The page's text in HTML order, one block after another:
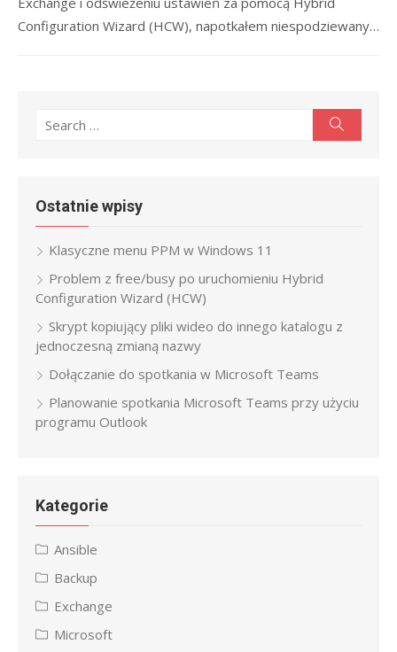
Configuration Wizard (HCW), napotkałem niespodziewany…
Search
Ostatnie wpisy
Klasyczne menu PPM w Windows 11
Problem z free/busy po uruchomieniu Hybrid
Configuration Wizard (HCW)
Skrypt kopiujący pliki wideo do innego katalogu z
jednoczesną zmianą nazwy
Dołączanie do spotkania w Microsoft Teams
Planowanie spotkania Microsoft Teams przy użyciu
programu Outlook
Kategorie
Ansible
Backup
Exchange
Microsoft